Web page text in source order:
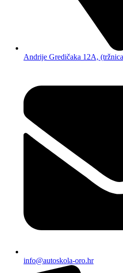
Andrije Gredičaka 12A,
info@autoskola-oro.hr